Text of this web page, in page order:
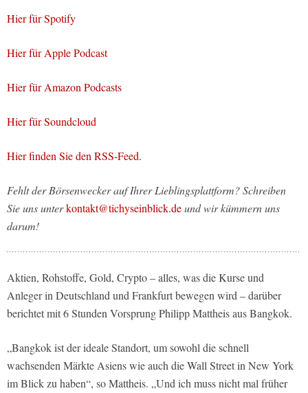
Hier für Spotify
Hier für Apple Podcast
Hier für Amazon Podcasts
Hier für Soundcloud
Hier finden Sie den RSS-Feed.
Fehlt der Börsenwecker auf Ihrer Lieblingsplattform? Schreiben
Sie uns unterkontakt@tichyseinblick.deund wir kümmern uns
darum!
Aktien, Rohstoffe, Gold, Crypto – alles, was die Kurse und
Anleger in Deutschland und Frankfurt bewegen wird – darüber
berichtet mit 6 Stunden Vorsprung Philipp Mattheis aus Bangkok.
„Bangkok ist der ideale Standort, um sowohl die schnell
wachsenden Märkte Asiens wie auch die Wall Street in New York
im Blick zu haben“, so Mattheis. „Und ich muss nicht mal früher